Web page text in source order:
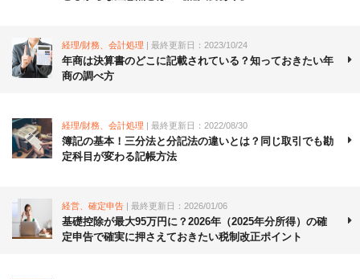
経理/財務、会計処理 | 最終更新日：2023/10/24
年商は決算書のどこに記載されている？知っておきたい年
商の調べ方
経理/財務、会計処理 | 最終更新日：2022/08/30
簿記の基本！三分法と分記法の違いとは？同じ取引でも勘
定科目が変わる記帳方法
経営、確定申告 | 最終更新日：2026/01/06
基礎控除が最大95万円に？2026年（2025年分所得）の確
定申告で確実に押さえておきたい税制改正ポイント